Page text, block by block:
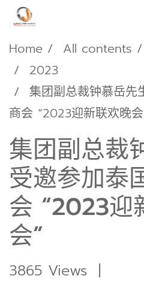
Home All contents
2023
集团副总裁钟慕岳先
商会 “2023迎新联欢晚
集团副总裁
受邀参加泰
会 “2023迎
会”
3865 Views |